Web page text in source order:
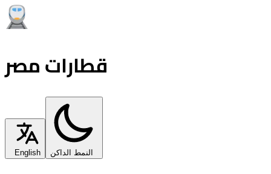
قطارات مصر
English النمط الداكن